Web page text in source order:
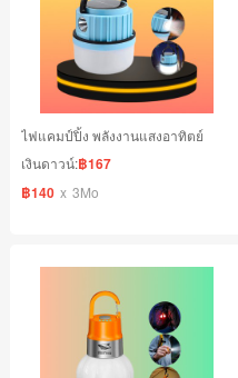
ไฟแคมป์ปิ้ง พลังงานแสงอาทิตย์
เงินดาวน์:฿167
฿140 x 3Mo